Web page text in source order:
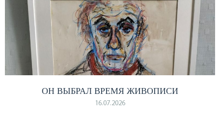
ОН ВЫБРАЛ ВРЕМЯ ЖИВОПИСИ
16.07.2026